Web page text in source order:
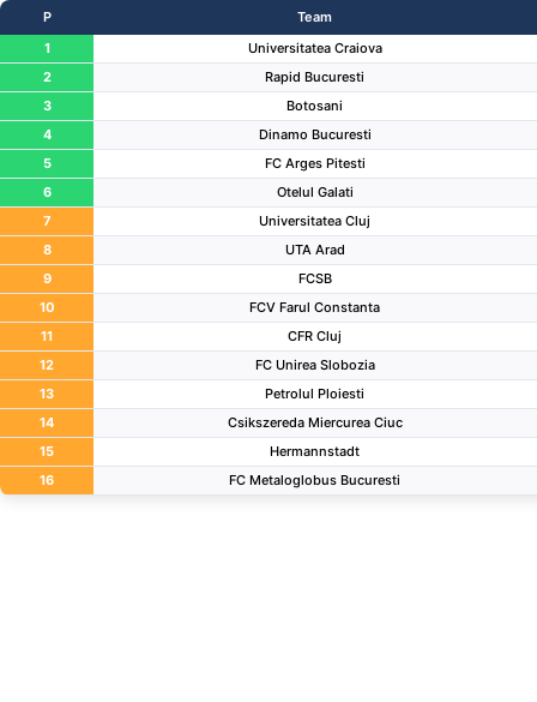
P
Team
1
Universitatea Craiova
2
Rapid Bucuresti
3
Botosani
4
Dinamo Bucuresti
5
FC Arges Pitesti
6
Otelul Galati
7
Universitatea Cluj
8
UTA Arad
9
FCSB
10
FCV Farul Constanta
11
CFR Cluj
12
FC Unirea Slobozia
13
Petrolul Ploiesti
14
Csikszereda Miercurea Ciuc
15
Hermannstadt
16
FC Metaloglobus Bucuresti